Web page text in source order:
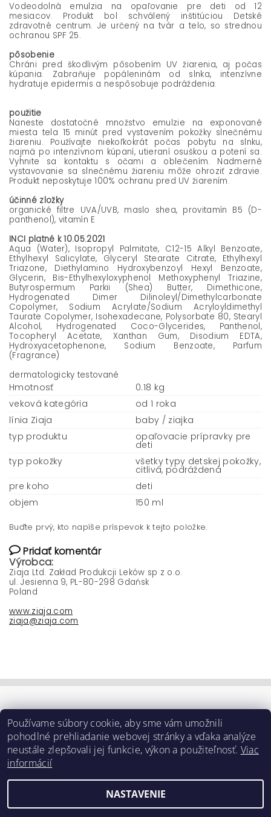
Vodeodolná emulzia na opaľovanie pre deti od 12
mesiacov. Produkt bol schválený inštitúciou Detské
zdravotné centrum. Je určený na tvár a telo, so strednou
ochranou SPF 25.
pôsobenie
Chráni pred škodlivým pôsobením UV žiarenia, aj počas
kúpania. Zabraňuje popáleninám od slnka, intenzívne
hydratuje epidermis a nespôsobuje podráždenia.
použitie
Naneste dostatočné množstvo emulzie na exponované
miesta tela 15 minút pred vystavením pokožky slnečnému
žiareniu. Používajte niekoľkokrát počas pobytu na slnku,
najmä po intenzívnom kúpaní, utieraní osuškou a potení sa.
Vyhnite sa kontaktu s očami a oblečením. Nadmerné
vystavovanie sa slnečnému žiareniu môže ohroziť zdravie.
Produkt neposkytuje 100% ochranu pred UV žiarením.
účinné zložky
organické filtre UVA/UVB, maslo shea, provitamín B5 (D-
panthenol), vitamín E
INCI platné k 10.05.2021
Aqua (Water), Isopropyl Palmitate, C12-15 Alkyl Benzoate,
Ethylhexyl Salicylate, Glyceryl Stearate Citrate, Ethylhexyl
Triazone, Diethylamino Hydroxybenzoyl Hexyl Benzoate,
Glycerin, Bis-Ethylhexyloxyphenol Methoxyphenyl Triazine,
Butyrospermum Parkii (Shea) Butter, Dimethicone,
Hydrogenated Dimer Dilinoleyl/Dimethylcarbonate
Copolymer, Sodium Acrylate/Sodium Acryloyldimethyl
Taurate Copolymer, Isohexadecane, Polysorbate 80, Stearyl
Alcohol, Hydrogenated Coco-Glycerides, Panthenol,
Tocopheryl Acetate, Xanthan Gum, Disodium EDTA,
Hydroxyacetophenone, Sodium Benzoate, Parfum
(Fragrance)
dermatologicky testované
Hmotnosť
0.18 kg
veková kategória
od 1 roka
línia Ziaja
baby / ziajka
typ produktu
opaľovacie prípravky pre
deti
typ pokožky
všetky typy detskej pokožky,
citlivá, podráždená
pre koho
deti
objem
150 ml
Buďte prvý, kto napíše príspevok k tejto položke.
Pridať komentár
Výrobca:
Ziaja Ltd. Zakład Produkcji Leków sp z o.o.
ul. Jesienna 9, PL-80-298 Gdańsk
Poland
www.ziaja.com
ziaja@ziaja.com
2026 ©e-ziaja.sk, všetky práva vyhradenéUpraviť nastavenie cookies
Používame súbory cookie, aby sme vám umožnili
pohodlné prehliadanie webovej stránky a vďaka analýze
neustále zlepšovali jej funkcie, výkon a použiteľnosť. Viac
informácií
NASTAVENIE